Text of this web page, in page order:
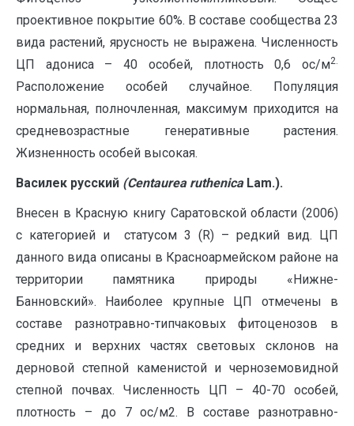
проективное покрытие 60%. В составе сообщества 23
вида растений, ярусность не выражена. Численность
ЦП адониса – 40 особей, плотность 0,6 ос/м2.
Расположение особей случайное. Популяция
нормальная, полночленная, максимум приходится на
средневозрастные генеративные растения.
Жизненность особей высокая.
Василек русский (Centaurea ruthenica Lam.).
Внесен в Красную книгу Саратовской области (2006)
с категорией и статусом 3 (R) – редкий вид. ЦП
данного вида описаны в Красноармейском районе на
территории памятника природы «Нижне-
Банновский». Наиболее крупные ЦП отмечены в
составе разнотравно-типчаковых фитоценозов в
средних и верхних частях световых склонов на
дерновой степной каменистой и черноземовидной
степной почвах. Численность ЦП – 40-70 особей,
плотность – до 7 ос/м2. В составе разнотравно-